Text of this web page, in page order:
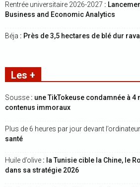
Rentrée universitaire 2026-2027 :
Business and Economic Analytics
Béja : Près de 3,5 hectares de blé dur
Les +
Sousse : une TikTokeuse condamnée à
contenus immoraux
Plus de 6 heures par jour devant l’ordinateur
santé
Huile d’olive : la Tunisie cible la Chine, le
dans sa stratégie 2026